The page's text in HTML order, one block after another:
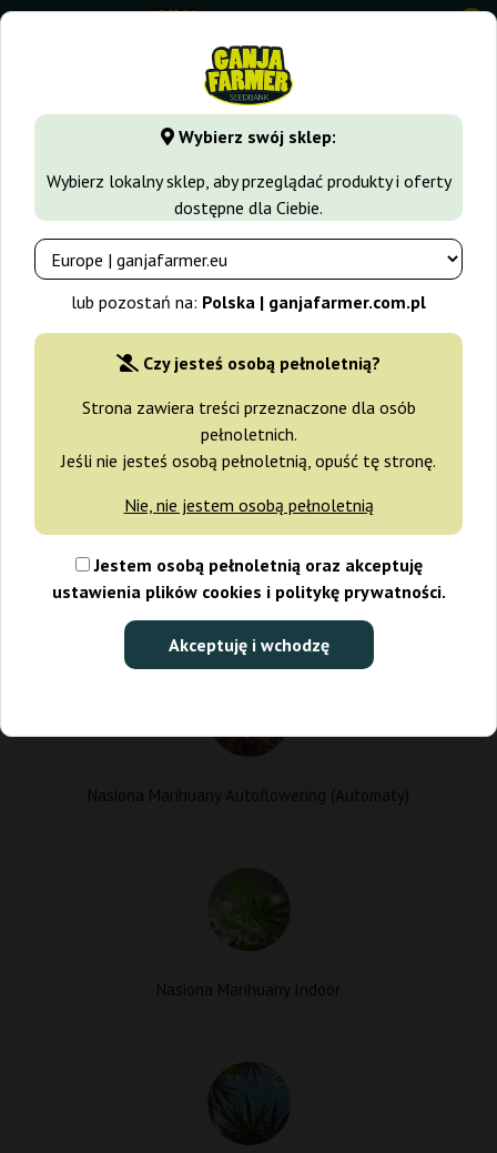
Wybierz swój sklep:
Wybierz lokalny sklep, aby przeglądać produkty i oferty
dostępne dla Ciebie.
lub pozostań na: Polska | ganjafarmer.com.pl
Czy jesteś osobą pełnoletnią?
Strona zawiera treści przeznaczone dla osób
pełnoletnich.
Jeśli nie jesteś osobą pełnoletnią, opuść tę stronę.
Nie, nie jestem osobą pełnoletnią
Jestem osobą pełnoletnią oraz akceptuję
ustawienia plików cookies i politykę prywatności.
Akceptuję i wchodzę
0
GanjaFarmer.com.pl Home Nasiona marihuany Gdynia
internetowym, to wysokogatunkowe produkty. Pestki konopi są
w 100% legalne i pochodzą wyłącznie od sprawdzonych i
renomowanych dostawców. Kolekcjonowanie nasion to
fantastyczne hobby, do którego serdecznie zachęcamy.
Zbieranie pestek pozwala nie tylko zabezpieczyć linię
Wartość nasion marihuany może znacząco wzrosnąć, kiedy
przepisy w Polsce ulegną zmienianie i uprawa marihuany będzie
w Polsce w pełni legalna. Jeśli więc interesują Cię
wysokogatunkowe pestki konopi, koniecznie wybierz nasze
starannie wyselekcjonowane produkty i zamów je wprost pod
Ciebie, najszybciej jak to będzie możliwe!
Rodzaje Nasion Marihuany
Nasiona Marihuany Autoflowering (Automaty)
Nasiona Marihuany Indoor